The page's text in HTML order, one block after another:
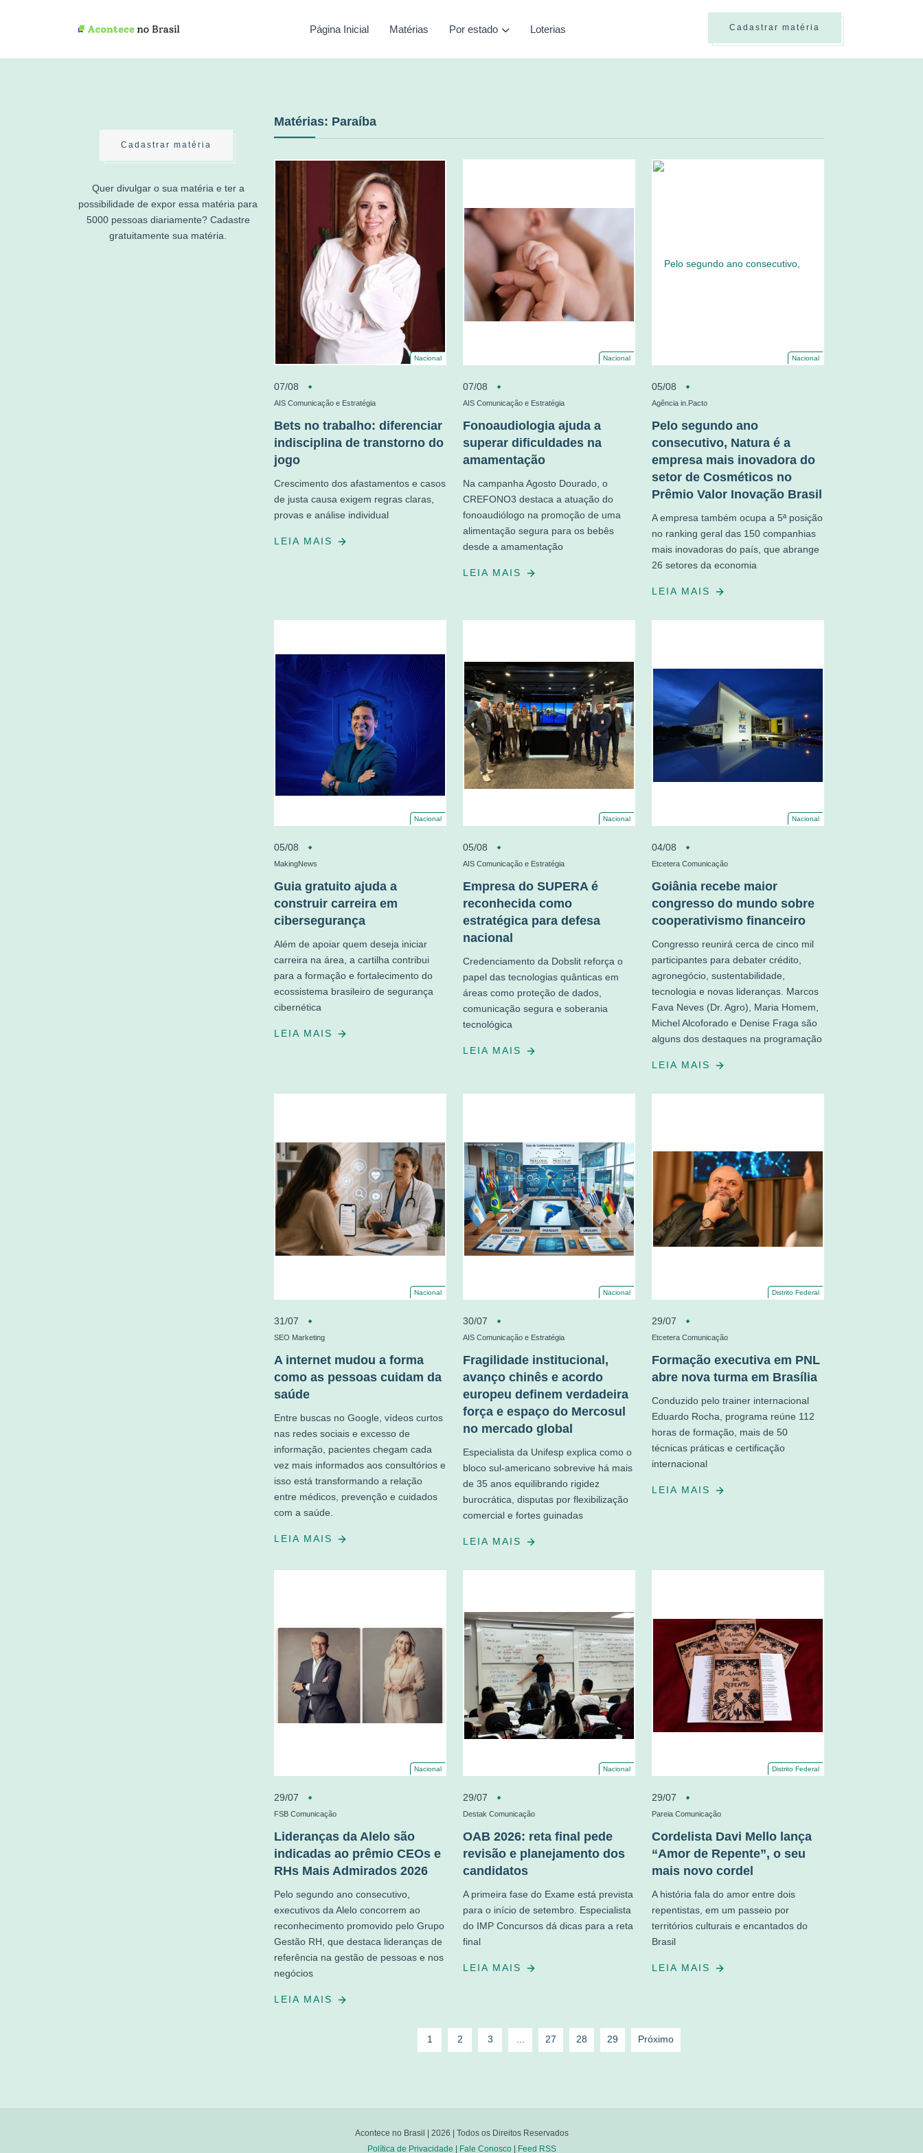
Cadastrar matéria
Página Inicial Matérias Por estado Loterias
Matérias: Paraíba
Nacional
07/08
AIS Comunicação e Estratégia
Bets no trabalho: diferenciar
indisciplina de transtorno do
jogo
Crescimento dos afastamentos e casos
de justa causa exigem regras claras,
provas e análise individual
LEIA MAIS
Nacional
07/08
AIS Comunicação e Estratégia
Fonoaudiologia ajuda a
superar dificuldades na
amamentação
Na campanha Agosto Dourado, o
CREFONO3 destaca a atuação do
fonoaudiólogo na promoção de uma
alimentação segura para os bebês
desde a amamentação
LEIA MAIS
Nacional
05/08
Agência in.Pacto
Pelo segundo ano
consecutivo, Natura é a
empresa mais inovadora do
setor de Cosméticos no
Prêmio Valor Inovação Brasil
A empresa também ocupa a 5ª posição
no ranking geral das 150 companhias
mais inovadoras do país, que abrange
26 setores da economia
LEIA MAIS
Nacional
05/08
MakingNews
Guia gratuito ajuda a
construir carreira em
cibersegurança
Além de apoiar quem deseja iniciar
carreira na área, a cartilha contribui
para a formação e fortalecimento do
ecossistema brasileiro de segurança
cibernética
LEIA MAIS
Nacional
05/08
AIS Comunicação e Estratégia
Empresa do SUPERA é
reconhecida como
estratégica para defesa
nacional
Credenciamento da Dobslit reforça o
papel das tecnologias quânticas em
áreas como proteção de dados,
comunicação segura e soberania
tecnológica
LEIA MAIS
Nacional
04/08
Etcetera Comunicação
Goiânia recebe maior
congresso do mundo sobre
cooperativismo financeiro
Congresso reunirá cerca de cinco mil
participantes para debater crédito,
agronegócio, sustentabilidade,
tecnologia e novas lideranças. Marcos
Fava Neves (Dr. Agro), Maria Homem,
Michel Alcoforado e Denise Fraga são
alguns dos destaques na programação
LEIA MAIS
Nacional
31/07
SEO Marketing
A internet mudou a forma
como as pessoas cuidam da
saúde
Entre buscas no Google, vídeos curtos
nas redes sociais e excesso de
informação, pacientes chegam cada
vez mais informados aos consultórios e
isso está transformando a relação
entre médicos, prevenção e cuidados
com a saúde.
LEIA MAIS
Nacional
30/07
AIS Comunicação e Estratégia
Fragilidade institucional,
avanço chinês e acordo
europeu definem verdadeira
força e espaço do Mercosul
no mercado global
Especialista da Unifesp explica como o
bloco sul-americano sobrevive há mais
de 35 anos equilibrando rigidez
burocrática, disputas por flexibilização
comercial e fortes guinadas
LEIA MAIS
Distrito Federal
29/07
Etcetera Comunicação
Formação executiva em PNL
abre nova turma em Brasília
Conduzido pelo trainer internacional
Eduardo Rocha, programa reúne 112
horas de formação, mais de 50
técnicas práticas e certificação
internacional
LEIA MAIS
Nacional
29/07
FSB Comunicação
Lideranças da Alelo são
indicadas ao prêmio CEOs e
RHs Mais Admirados 2026
Pelo segundo ano consecutivo,
executivos da Alelo concorrem ao
reconhecimento promovido pelo Grupo
Gestão RH, que destaca lideranças de
referência na gestão de pessoas e nos
negócios
LEIA MAIS
Nacional
29/07
Destak Comunicação
OAB 2026: reta final pede
revisão e planejamento dos
candidatos
A primeira fase do Exame está prevista
para o início de setembro. Especialista
do IMP Concursos dá dicas para a reta
final
LEIA MAIS
Distrito Federal
29/07
Pareia Comunicação
Cordelista Davi Mello lança
“Amor de Repente”, o seu
mais novo cordel
A história fala do amor entre dois
repentistas, em um passeio por
territórios culturais e encantados do
Brasil
LEIA MAIS
1 2 3 27 28 29 Próximo
Cadastrar matéria
Quer divulgar o sua matéria e ter a
possibilidade de expor essa matéria para
5000 pessoas diariamente? Cadastre
gratuitamente sua matéria.
Acontece no Brasil | 2026 | Todos os Direitos Reservados
Política de Privacidade
Fale Conosco| Feed RSS